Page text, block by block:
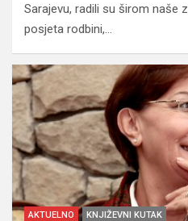
Sarajevu, radili su širom naše
posjeta rodbini,…
AKTUELNO KNJIŽEVNI KUTAK